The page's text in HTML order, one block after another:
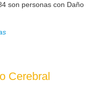
son personas con Daño
Cerebral